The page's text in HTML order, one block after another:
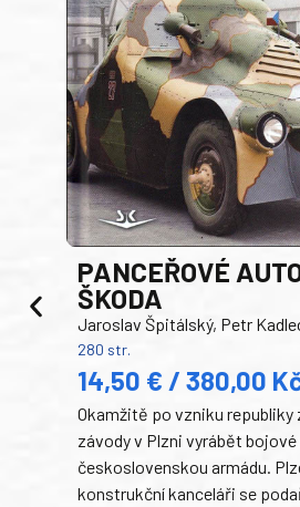
PANCEŘOVÉ
ŠKODA
Jaroslav Špitálský, Petr
280 str.
14,50 € / 380,00
Okamžitě po vzniku republiky
závody v Plzni vyrábět
československou armádu.
konstrukční kanceláři se